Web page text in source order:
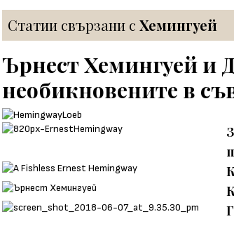
Статии свързани с Хемингуей
Ърнест Хемингуей и
необикновените в